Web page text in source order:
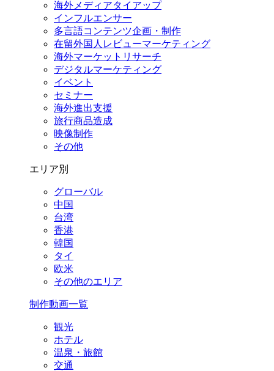
海外メディアタイアップ
インフルエンサー
多言語コンテンツ企画・制作
在留外国⼈レビューマーケティング
海外マーケットリサーチ
デジタルマーケティング
イベント
セミナー
海外進出支援
旅行商品造成
映像制作
その他
エリア別
グローバル
中国
台湾
香港
韓国
タイ
欧米
その他のエリア
制作動画一覧
観光
ホテル
温泉・旅館
交通